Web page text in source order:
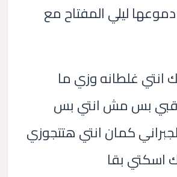
ليلي المفتاح مع
غلطانه وزي ما
بس مش انتي بس
كمان انتي هتتجوزي
اسكتي بقا